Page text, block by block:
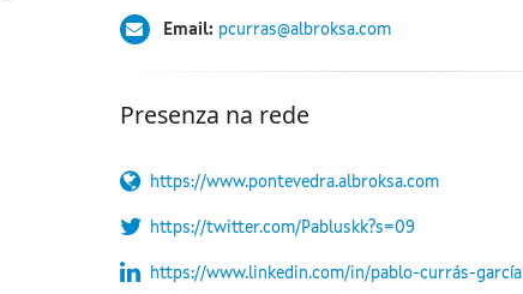
Email: pcurras@albroksa.com
Presenza na rede
https://www.pontevedra.albroksa.com
https://twitter.com/Pabluskk?s=09
https://www.linkedin.com/in/pablo-currás-garcía